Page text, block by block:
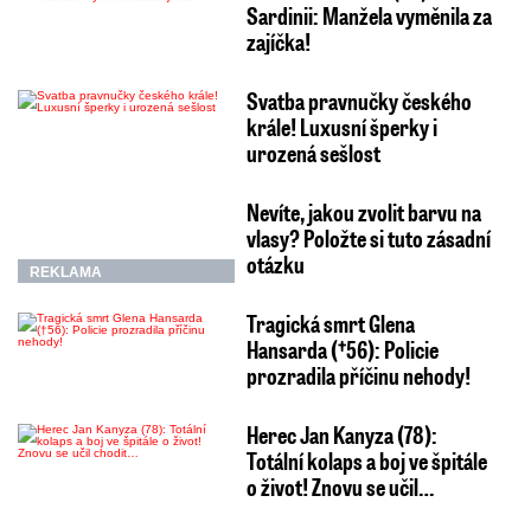
Sardinii: Manžela vyměnila za
zajíčka!
Svatba pravnučky českého
krále! Luxusní šperky i
urozená sešlost
REKLAMA
Nevíte, jakou zvolit barvu na
vlasy? Položte si tuto zásadní
otázku
Tragická smrt Glena
Hansarda (†56): Policie
prozradila příčinu nehody!
Herec Jan Kanyza (78):
Totální kolaps a boj ve špitále
o život! Znovu se učil…